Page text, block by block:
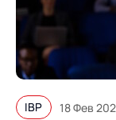
IBP 18 Фев